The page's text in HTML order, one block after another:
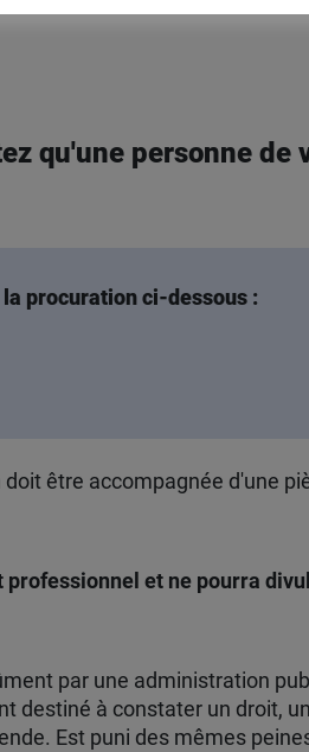
qu'une personne
procuration ci-dessous :
être accompagnée d'une
et ne pourra
par une administration
destiné à constater un droit,
Est puni des mêmes